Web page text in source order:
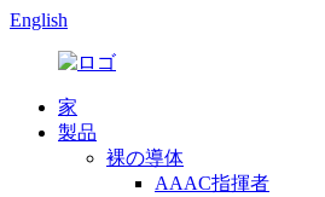
English
家
製品
裸の導体
AAAC指揮者